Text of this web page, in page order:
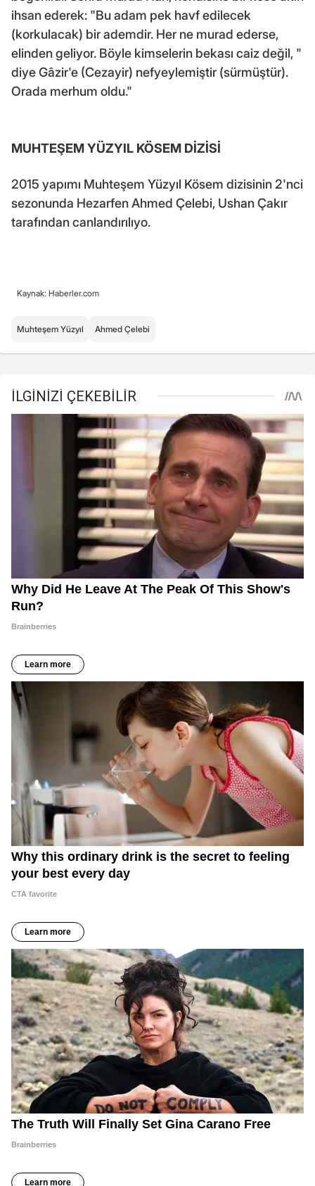
ihsan ederek: "Bu adam pek havf edilecek
(korkulacak) bir ademdir. Her ne murad ederse,
elinden geliyor. Böyle kimselerin bekası caiz değil, "
diye Gâzir'e (Cezayir) nefyeylemiştir (sürmüştür).
Orada merhum oldu."
MUHTEŞEM YÜZYIL KÖSEM DİZİSİ
2015 yapımı Muhteşem Yüzyıl Kösem dizisinin 2'nci
sezonunda Hezarfen Ahmed Çelebi, Ushan Çakır
tarafından canlandırılıyo.
Kaynak: Haberler.com
Muhteşem Yüzyıl Ahmed Çelebi